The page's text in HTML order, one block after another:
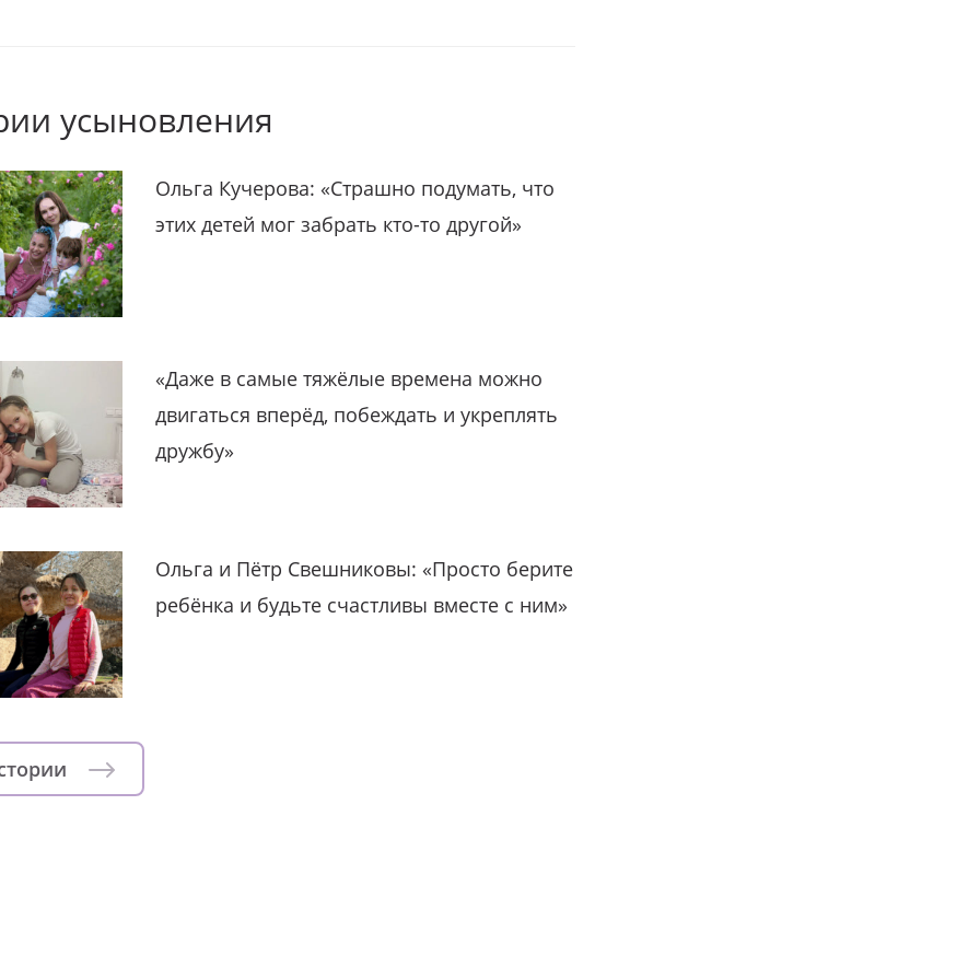
усыновления
Ольга Кучерова: «Страшно подумать, что
этих детей мог забрать кто-то другой»
«Даже в самые тяжёлые времена можно
двигаться вперёд, побеждать и укреплять
дружбу»
Ольга и Пётр Свешниковы: «Просто берите
ребёнка и будьте счастливы вместе с ним»